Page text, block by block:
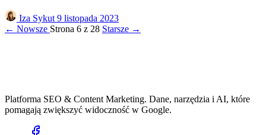
Iza Sykut 9 listopada 2023
← Nowsze Strona 6 z 28 Starsze →
Platforma SEO & Content Marketing. Dane, narzędzia i AI, które
pomagają zwiększyć widoczność w Google.